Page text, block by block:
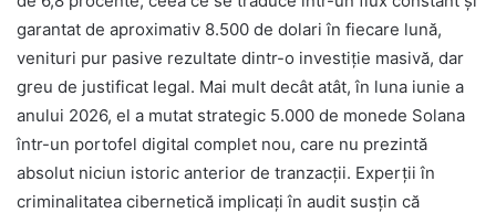
garantat de aproximativ 8.500 de dolari în fiecare lună,
venituri pur pasive rezultate dintr-o investiție masivă, dar
greu de justificat legal. Mai mult decât atât, în luna iunie a
anului 2026, el a mutat strategic 5.000 de monede Solana
într-un portofel digital complet nou, care nu prezintă
absolut niciun istoric anterior de tranzacții. Experții în
criminalitatea cibernetică implicați în audit susțin că